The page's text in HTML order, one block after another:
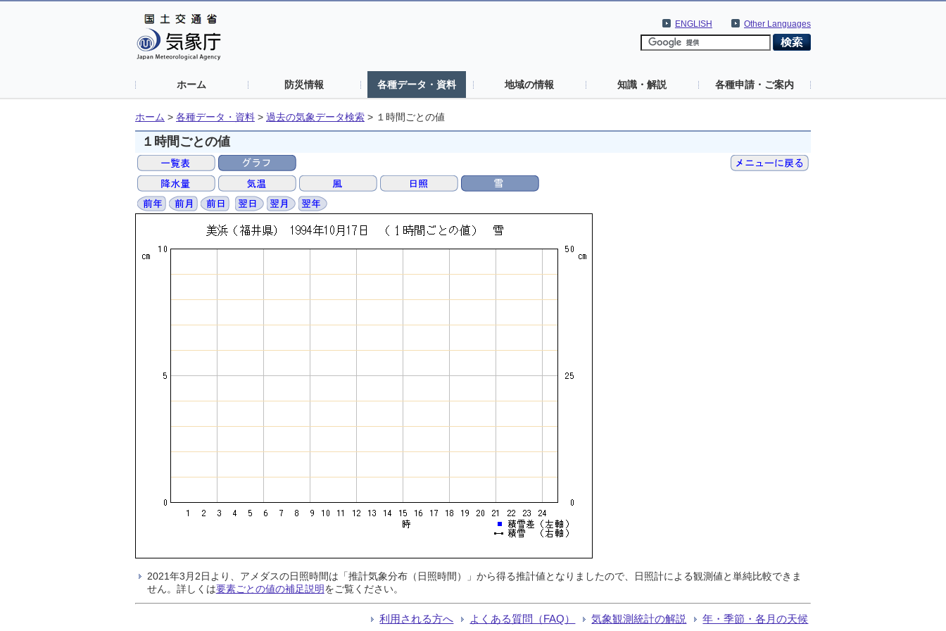
Other Languages
ENGLISH
ホーム 防災情報 各種データ・資料 地域の情報 知識・解説 各種申請・ご案内
ホーム > 各種データ・資料 > 過去の気象データ検索 > １時間ごとの値
１時間ごとの値
2021年3月2日より、アメダスの日照時間は「推計気象分布（日照時間）」から得る推計値となりましたので、日照計による観測値と単純比較できま
せん。詳しくは要素ごとの値の補足説明をご覧ください。
利用される方へ よくある質問（FAQ） 気象観測統計の解説 年・季節・各月の天候